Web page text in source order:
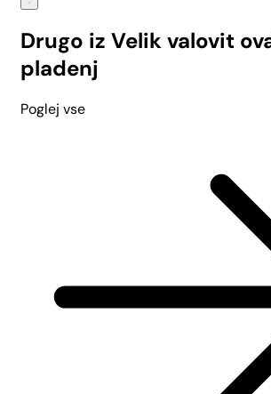
Drugo iz Velik valovit
pladenj
Poglej vse